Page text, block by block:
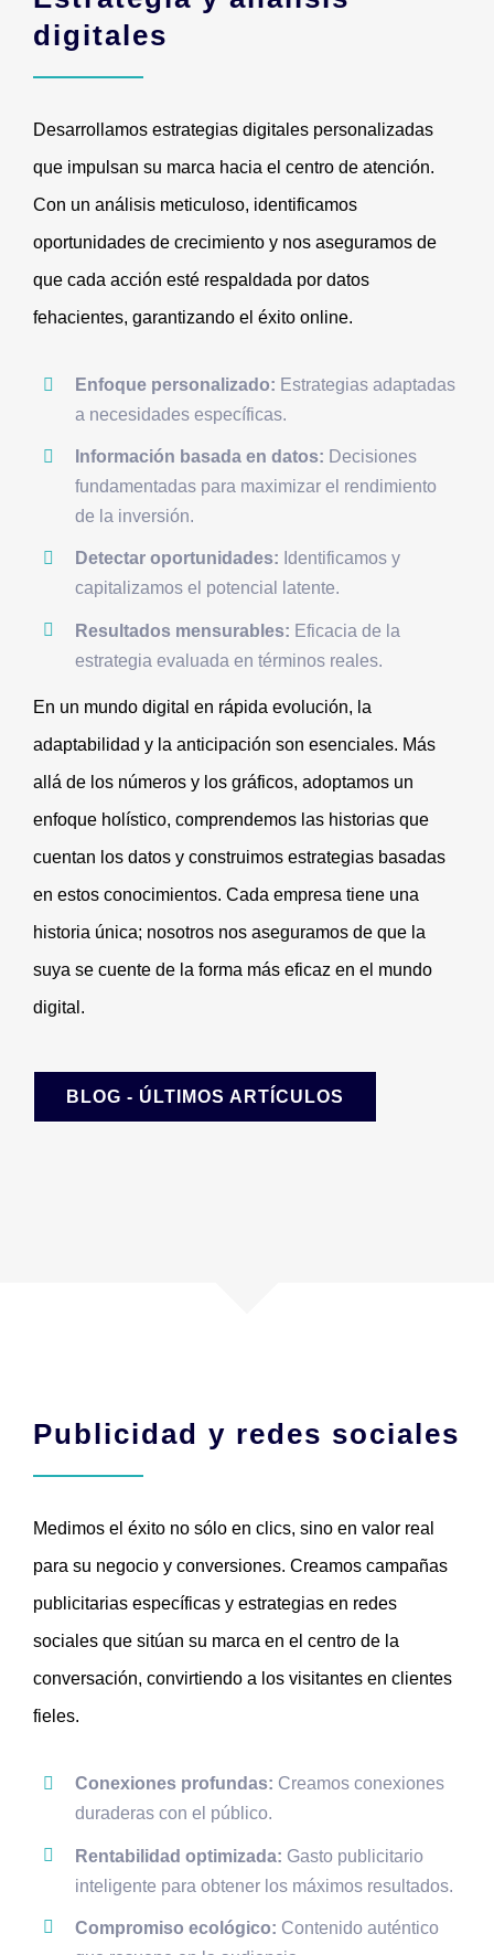
digitales
Desarrollamos estrategias digitales personalizadas
que impulsan su marca hacia el centro de atención.
Con un análisis meticuloso, identificamos
oportunidades de crecimiento y nos aseguramos de
que cada acción esté respaldada por datos
fehacientes, garantizando el éxito online.
Enfoque personalizado: Estrategias adaptadas
a necesidades específicas.
Información basada en datos: Decisiones
fundamentadas para maximizar el rendimiento
de la inversión.
Detectar oportunidades: Identificamos y
capitalizamos el potencial latente.
Resultados mensurables: Eficacia de la
estrategia evaluada en términos reales.
En un mundo digital en rápida evolución, la
adaptabilidad y la anticipación son esenciales. Más
allá de los números y los gráficos, adoptamos un
enfoque holístico, comprendemos las historias que
cuentan los datos y construimos estrategias basadas
en estos conocimientos. Cada empresa tiene una
historia única; nosotros nos aseguramos de que la
suya se cuente de la forma más eficaz en el mundo
digital.
BLOG - ÚLTIMOS ARTÍCULOS
Publicidad y redes sociales
Medimos el éxito no sólo en clics, sino en valor real
para su negocio y conversiones. Creamos campañas
publicitarias específicas y estrategias en redes
sociales que sitúan su marca en el centro de la
conversación, convirtiendo a los visitantes en clientes
fieles.
Conexiones profundas: Creamos conexiones
duraderas con el público.
Rentabilidad optimizada: Gasto publicitario
inteligente para obtener los máximos resultados.
Compromiso ecológico: Contenido auténtico